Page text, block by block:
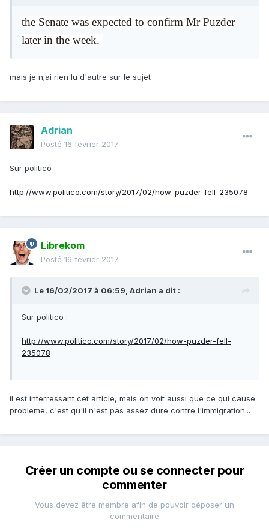
the Senate was expected to confirm Mr Puzder
later in the week.
mais je n;ai rien lu d'autre sur le sujet
Adrian
Posté 16 février 2017
Sur politico :
http://www.politico.com/story/2017/02/how-puzder-fell-235078
Librekom
Posté 16 février 2017
Le 16/02/2017 à 06:59, Adrian a dit :
Sur politico :
http://www.politico.com/story/2017/02/how-puzder-fell-
235078
il est interressant cet article, mais on voit aussi que ce qui cause
probleme, c'est qu'il n'est pas assez dure contre l'immigration...
Créer un compte ou se connecter pour
commenter
Vous devez être membre afin de pouvoir déposer un
commentaire